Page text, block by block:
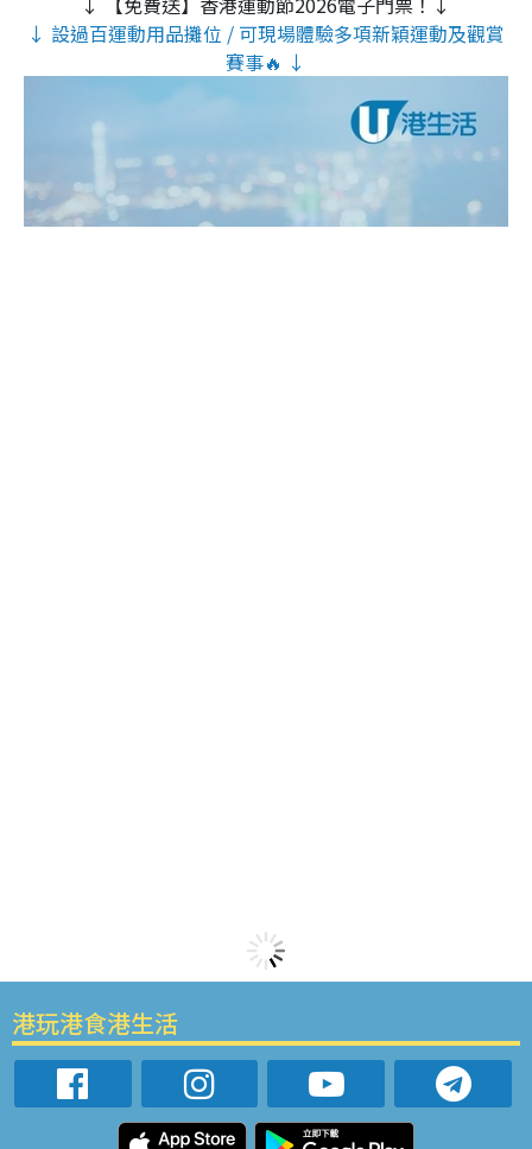
↓ 設過百運動用品攤位 / 可現場體驗多項新穎運動及觀賞
賽事🔥 ↓
港玩港食港生活